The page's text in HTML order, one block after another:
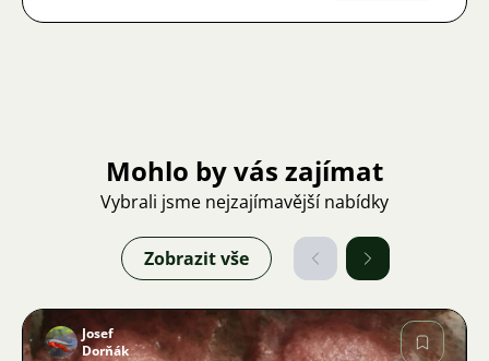
Mohlo by vás zajímat
Vybrali jsme nejzajímavější nabídky
Zobrazit vše
Josef
Dorňák